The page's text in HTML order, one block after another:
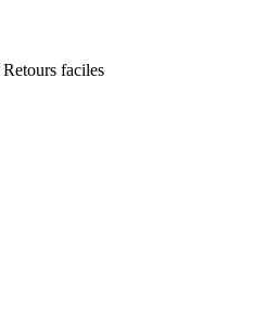
Retours faciles